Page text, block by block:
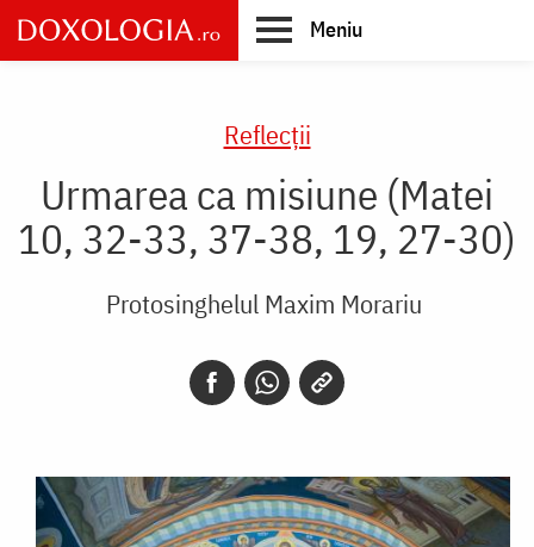
Skip
to
main
Meniu
Reflecții
Urmarea ca misiune (Matei
10, 32-33, 37-38, 19, 27-30)
Protosinghelul Maxim Morariu